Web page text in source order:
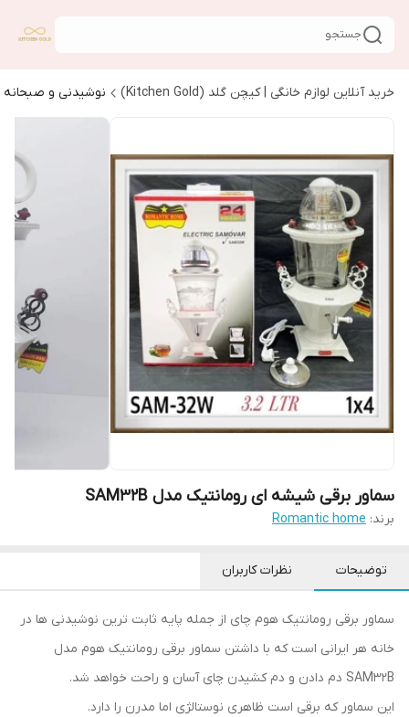
جستجو
خرید آنلاین لوازم خانگی | کیچن گلد (Kitchen Gold) نوشیدنی و صبحانه
سماور برقی شیشه ای رومانتیک مدل SAM32B
برند: Romantic home
توضیحات نظرات کاربران
سماور برقی رومانتیک هوم چای از جمله پایه ثابت ترین نوشیدنی ها در
خانه هر ایرانی است که با داشتن سماور برقی رومانتیک هوم مدل
SAM32B دم دادن و دم کشیدن چای آسان و راحت خواهد شد.
این سماور که برقی است ظاهری نوستالژی اما مدرن را دارد.